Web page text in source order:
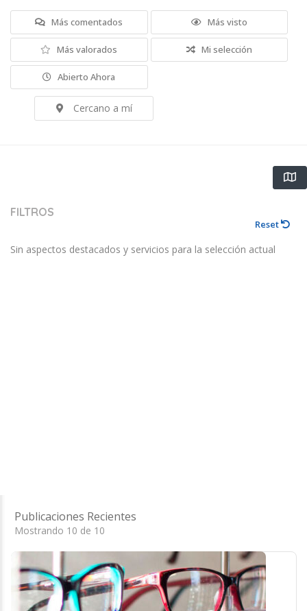
Más comentados Más visto
Más valorados Mi selección
Abierto Ahora
Cercano a mí
FILTROS
Reset
Sin aspectos destacados y servicios para la selección actual
Publicaciones Recientes
Mostrando 10 de 10